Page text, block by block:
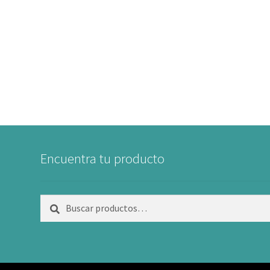
Encuentra tu producto
Buscar
Buscar